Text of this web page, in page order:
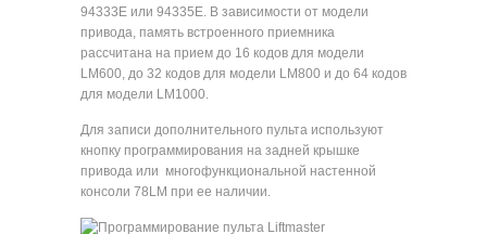
94333E или 94335E. В зависимости от модели
привода, память встроенного приемника
рассчитана на прием до 16 кодов для модели
LM600, до 32 кодов для модели LM800 и до 64 кодов
для модели LM1000.
Для записи дополнительного пульта используют
кнопку программирования на задней крышке
привода или многофункциональной настенной
консоли 78LM при ее наличии.